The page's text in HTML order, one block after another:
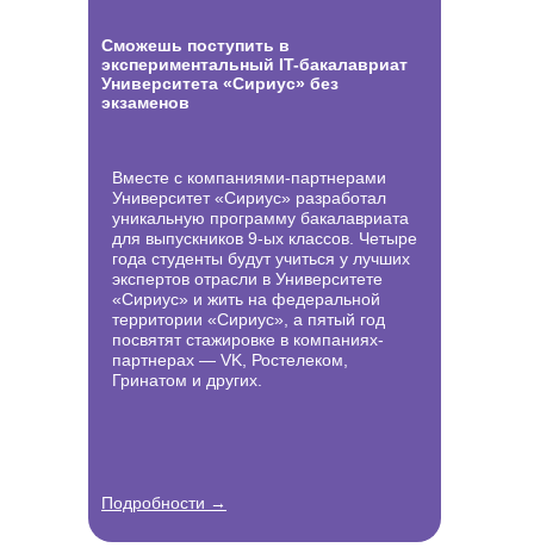
Сможешь поступить в
экспериментальный IT-бакалавриат
Университета «Сириус» без
экзаменов
Вместе с компаниями-партнерами
Университет «Сириус» разработал
уникальную программу бакалавриата
для выпускников 9-ых классов. Четыре
года студенты будут учиться у лучших
экспертов отрасли в Университете
«Сириус» и жить на федеральной
территории «Сириус», а пятый год
посвятят стажировке в компаниях-
партнерах — VK, Ростелеком,
Гринатом и других.
Подробности →